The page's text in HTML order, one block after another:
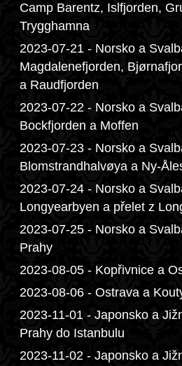
Camp Barentz, Islfjorden,
Trygghamna
2023-07-21 - Norsko a
Magdalenefjorden,
a Raudfjorden
2023-07-22 - Norsko a
Bockfjorden a Moffen
2023-07-23 - Norsko a
Blomstrandhalvøya a Ny-
2023-07-24 - Norsko a
Longyearbyen a přelet z
2023-07-25 - Norsko a
Prahy
2023-08-05 - Kopřivnice a
2023-08-06 - Ostrava a
2023-11-01 - Japonsko a
Prahy do Istanbulu
2023-11-02 - Japonsko a